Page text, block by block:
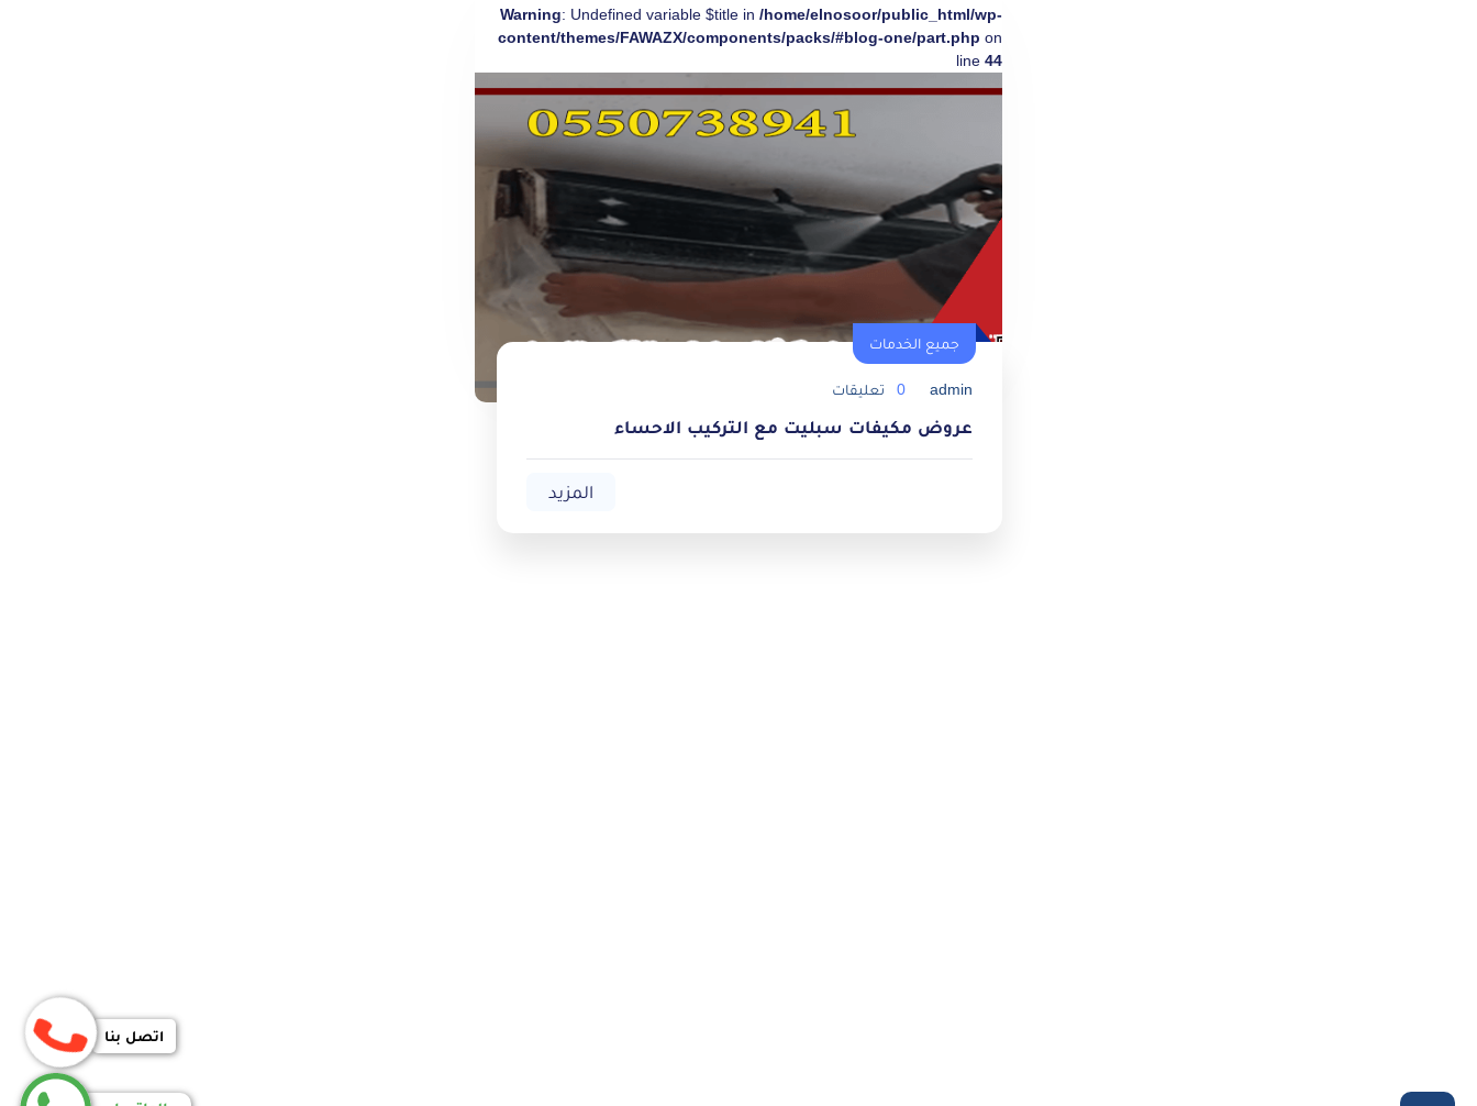
Warning: Undefined variable $title in /home/elnosoor/public_html/wp-
content/themes/FAWAZX/components/packs/#blog-one/part.php on
line 44
جميع الخدمات
admin
0 تعليقات
عروض مكيفات سبليت مع التركيب الاحساء
المزيد
اتصل بنا